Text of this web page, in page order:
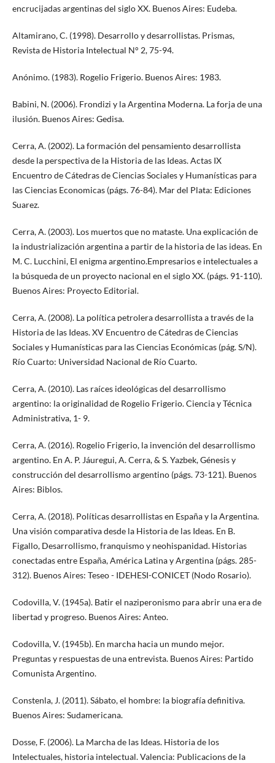
encrucijadas argentinas del siglo XX. Buenos Aires: Eudeba.
Altamirano, C. (1998). Desarrollo y desarrollistas. Prismas,
Revista de Historia Intelectual N° 2, 75-94.
Anónimo. (1983). Rogelio Frigerio. Buenos Aires: 1983.
Babini, N. (2006). Frondizi y la Argentina Moderna. La forja de una
ilusión. Buenos Aires: Gedisa.
Cerra, A. (2002). La formación del pensamiento desarrollista
desde la perspectiva de la Historia de las Ideas. Actas IX
Encuentro de Cátedras de Ciencias Sociales y Humanísticas para
las Ciencias Economicas (págs. 76-84). Mar del Plata: Ediciones
Suarez.
Cerra, A. (2003). Los muertos que no mataste. Una explicación de
la industrialización argentina a partir de la historia de las ideas. En
M. C. Lucchini, El enigma argentino.Empresarios e intelectuales a
la búsqueda de un proyecto nacional en el siglo XX. (págs. 91-110).
Buenos Aires: Proyecto Editorial.
Cerra, A. (2008). La política petrolera desarrollista a través de la
Historia de las Ideas. XV Encuentro de Cátedras de Ciencias
Sociales y Humanísticas para las Ciencias Económicas (pág. S/N).
Río Cuarto: Universidad Nacional de Río Cuarto.
Cerra, A. (2010). Las raíces ideológicas del desarrollismo
argentino: la originalidad de Rogelio Frigerio. Ciencia y Técnica
Administrativa, 1- 9.
Cerra, A. (2016). Rogelio Frigerio, la invención del desarrollismo
argentino. En A. P. Jáuregui, A. Cerra, & S. Yazbek, Génesis y
construcción del desarrollismo argentino (págs. 73-121). Buenos
Aires: Biblos.
Cerra, A. (2018). Políticas desarrollistas en España y la Argentina.
Una visión comparativa desde la Historia de las Ideas. En B.
Figallo, Desarrollismo, franquismo y neohispanidad. Historias
conectadas entre España, América Latina y Argentina (págs. 285-
312). Buenos Aires: Teseo - IDEHESI-CONICET (Nodo Rosario).
Codovilla, V. (1945a). Batir el naziperonismo para abrir una era de
libertad y progreso. Buenos Aires: Anteo.
Codovilla, V. (1945b). En marcha hacia un mundo mejor.
Preguntas y respuestas de una entrevista. Buenos Aires: Partido
Comunista Argentino.
Constenla, J. (2011). Sábato, el hombre: la biografía definitiva.
Buenos Aires: Sudamericana.
Dosse, F. (2006). La Marcha de las Ideas. Historia de los
Intelectuales, historia intelectual. Valencia: Publicacions de la